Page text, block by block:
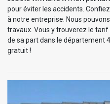
pour éviter les accidents.
à notre entreprise. Nous
travaux. Vous y trouverez le
de sa part dans le département
gratuit !